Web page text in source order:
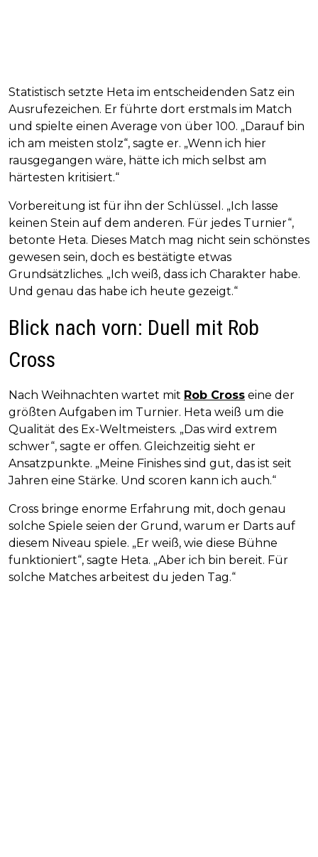
Statistisch setzte Heta im entscheidenden Satz ein
Ausrufezeichen. Er führte dort erstmals im Match
und spielte einen Average von über 100. „Darauf bin
ich am meisten stolz“, sagte er. „Wenn ich hier
rausgegangen wäre, hätte ich mich selbst am
härtesten kritisiert.“
Vorbereitung ist für ihn der Schlüssel. „Ich lasse
keinen Stein auf dem anderen. Für jedes Turnier“,
betonte Heta. Dieses Match mag nicht sein schönstes
gewesen sein, doch es bestätigte etwas
Grundsätzliches. „Ich weiß, dass ich Charakter habe.
Und genau das habe ich heute gezeigt.“
Blick nach vorn: Duell mit Rob
Cross
Nach Weihnachten wartet mit Rob Cross eine der
größten Aufgaben im Turnier. Heta weiß um die
Qualität des Ex-Weltmeisters. „Das wird extrem
schwer“, sagte er offen. Gleichzeitig sieht er
Ansatzpunkte. „Meine Finishes sind gut, das ist seit
Jahren eine Stärke. Und scoren kann ich auch.“
Cross bringe enorme Erfahrung mit, doch genau
solche Spiele seien der Grund, warum er Darts auf
diesem Niveau spiele. „Er weiß, wie diese Bühne
funktioniert“, sagte Heta. „Aber ich bin bereit. Für
solche Matches arbeitest du jeden Tag.“